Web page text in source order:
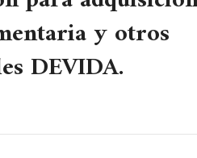
y otros
DEVIDA.